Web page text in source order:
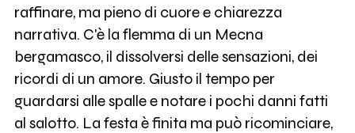
raffinare, ma pieno di cuore e chiarezza
narrativa. C'è la flemma di un Mecna
bergamasco, il dissolversi delle sensazioni, dei
ricordi di un amore. Giusto il tempo per
guardarsi alle spalle e notare i pochi danni fatti
al salotto. La festa è finita ma può ricominciare,